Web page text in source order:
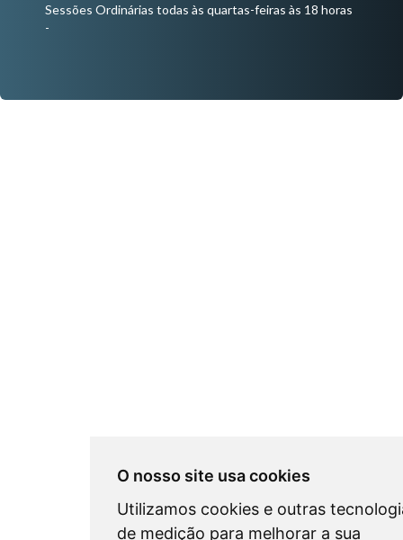
O nosso site usa cookies
Utilizamos cookies e outras
de medição para melhorar a sua
Sessões Ordinárias todas às quartas-feiras às 18 horas
-